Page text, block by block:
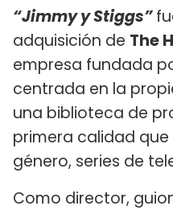
“Jimmy y Stiggs”
adquisición de The
empresa fundada
centrada en la
una biblioteca de
primera calidad
género, series de
Como director,